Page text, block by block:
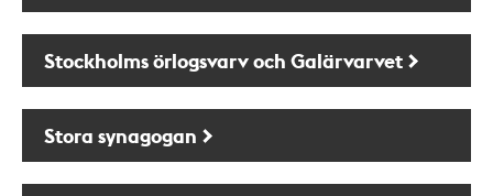
Stockholms örlogsvarv och Galärvarvet
Stora synagogan